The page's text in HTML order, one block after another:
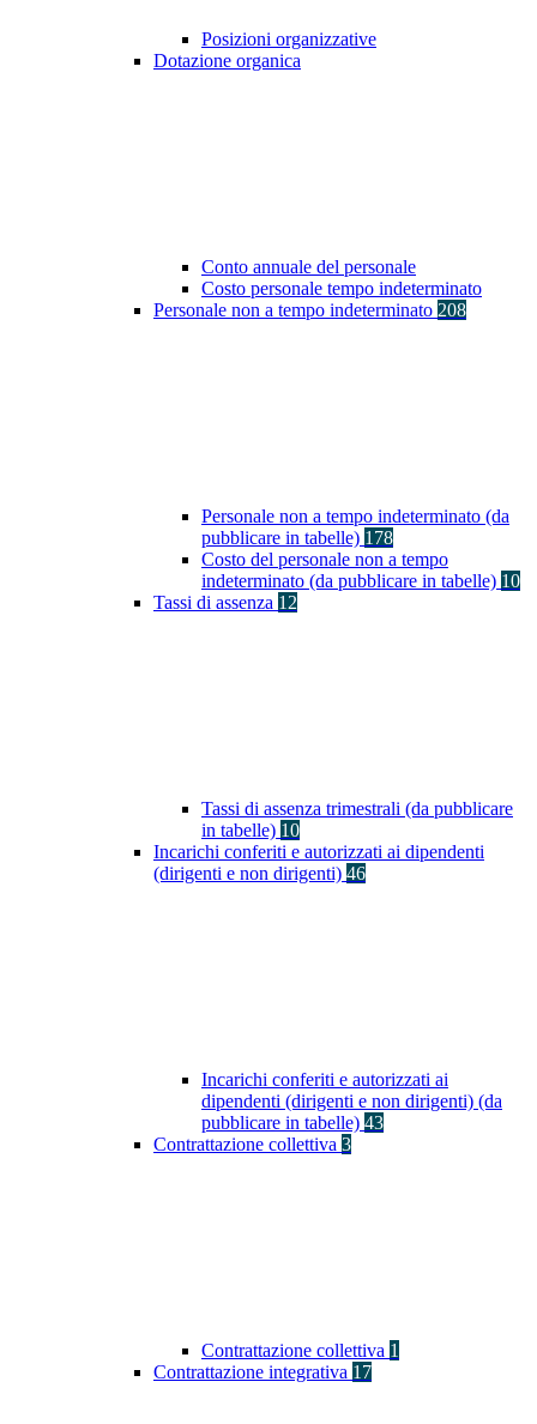
Posizioni organizzative
Dotazione organica
Conto annuale del personale
Costo personale tempo indeterminato
Personale non a tempo indeterminato 208
Personale non a tempo indeterminato (da
pubblicare in tabelle) 178
Costo del personale non a tempo
indeterminato (da pubblicare in tabelle) 10
Tassi di assenza 12
Tassi di assenza trimestrali (da pubblicare
in tabelle) 10
Incarichi conferiti e autorizzati ai dipendenti
(dirigenti e non dirigenti) 46
Incarichi conferiti e autorizzati ai
dipendenti (dirigenti e non dirigenti) (da
pubblicare in tabelle) 43
Contrattazione collettiva 3
Contrattazione collettiva 1
Contrattazione integrativa 17